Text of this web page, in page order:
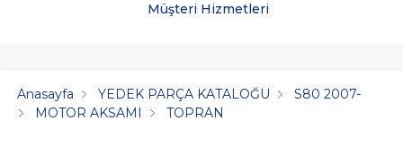
Müşteri Hizmetleri
Anasayfa YEDEK PARÇA KATALOĞU
S80 2007-
MOTOR AKSAMI
TOPRAN